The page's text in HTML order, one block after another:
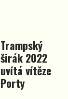
Trampský
širák 2022
uvítá vítěze
Porty